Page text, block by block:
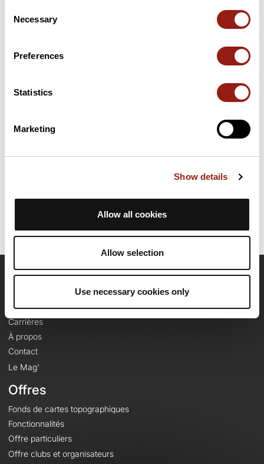
Selection
Necessary
Preferences
Statistics
Marketing
Show details
Allow all cookies
Allow selection
Use necessary cookies only
14 km
Découvrez ce parcours de randonnée de 14,6 km à proximité
550m. Prévoyez environ 5 heures et 7 minutes pour réaliser ce
parcours.
Dernière modification de la fiche parcours: 12 novembre 2021 à 17:12:51.
OpenRunner
Equipe
Carrières
À propos
Contact
Le Mag'
Offres
Fonds de cartes topographiques
Fonctionnalités
Offre particuliers
Offre clubs et organisateurs